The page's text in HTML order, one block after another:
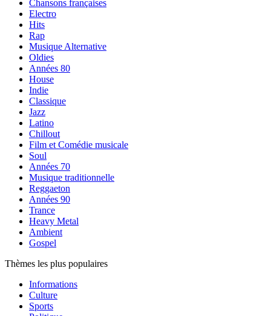
Chansons françaises
Electro
Hits
Rap
Musique Alternative
Oldies
Années 80
House
Indie
Classique
Jazz
Latino
Chillout
Film et Comédie musicale
Soul
Années 70
Musique traditionnelle
Reggaeton
Années 90
Trance
Heavy Metal
Ambient
Gospel
Thèmes les plus populaires
Informations
Culture
Sports